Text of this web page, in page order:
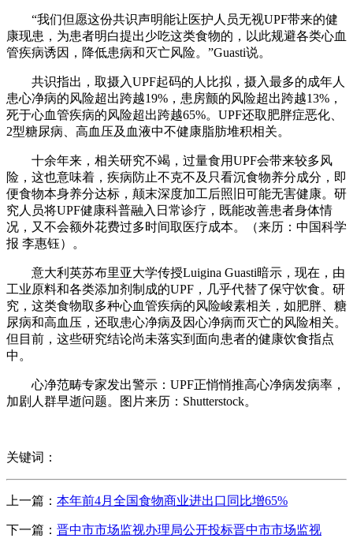
“我们但愿这份共识声明能让医护人员无视UPF带来的健
康现患，为患者明白提出少吃这类食物的，以此规避各类心血
管疾病诱因，降低患病和灭亡风险。”Guasti说。
共识指出，取摄入UPF起码的人比拟，摄入最多的成年人
患心净病的风险超出跨越19%，患房颤的风险超出跨越13%，
死于心血管疾病的风险超出跨越65%。UPF还取肥胖症恶化、
2型糖尿病、高血压及血液中不健康脂肪堆积相关。
十余年来，相关研究不竭，过量食用UPF会带来较多风
险，这也意味着，疾病防止不克不及只看沉食物养分成分，即
便食物本身养分达标，颠末深度加工后照旧可能无害健康。研
究人员将UPF健康科普融入日常诊疗，既能改善患者身体情
况，又不会额外花费过多时间取医疗成本。（来历：中国科学
报 李惠钰）。
意大利英苏布里亚大学传授Luigina Guasti暗示，现在，由
工业原料和各类添加剂制成的UPF，几乎代替了保守饮食。研
究，这类食物取多种心血管疾病的风险峻素相关，如肥胖、糖
尿病和高血压，还取患心净病及因心净病而灭亡的风险相关。
但目前，这些研究结论尚未落实到面向患者的健康饮食指点
中。
心净范畴专家发出警示：UPF正悄悄推高心净病发病率，
加剧人群早逝问题。图片来历：Shutterstock。
关键词：
上一篇： 本年前4月全国食物商业进出口同比增65%
下一篇： 晋中市市场监视办理局公开投标晋中市市场监视